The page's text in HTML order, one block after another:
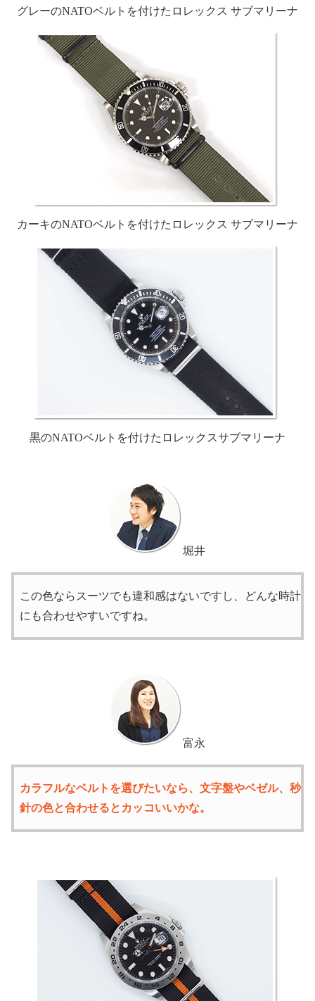
グレーのNATOベルトを付けた ロレックス サブマリーナ
カーキのNATOベルトを付けた ロレックス サブマリーナ
黒のNATOベルトを付けた ロレックスサブマリーナ
堀井
この色ならスーツでも違和感はないですし、どんな時計
にも合わせやすいですね。
富永
カラフルなベルトを選びたいなら、文字盤やベゼル、秒
針の色と合わせるとカッコいいかな。